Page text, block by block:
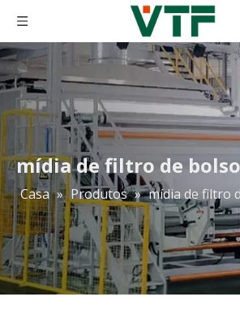
mídia de filtro de bolso
Casa » Produtos » mídia de filtro